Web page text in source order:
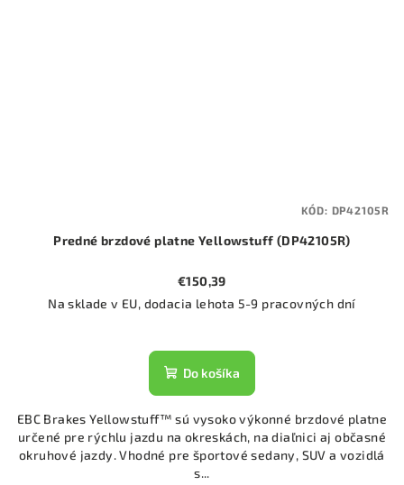
Predné brzdové platne Yellowstuff (DP42105R)
€150,39
Na sklade v EU, dodacia lehota 5-9 pracovných dní
Do košíka
EBC Brakes Yellowstuff™ sú vysoko výkonné brzdové platne
určené pre rýchlu jazdu na okreskách, na diaľnici aj občasné
okruhové jazdy. Vhodné pre športové sedany, SUV a vozidlá
s...
KÓD: DP42105R